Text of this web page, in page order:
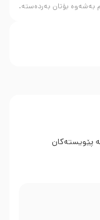
بەشەوە بۆتان بەردەستە.
پێویستەکان